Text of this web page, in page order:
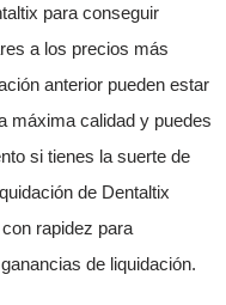
para conseguir
a los precios más
anterior pueden estar
máxima calidad y puedes
si tienes la suerte de
de Dentaltix
rapidez para
de liquidación.